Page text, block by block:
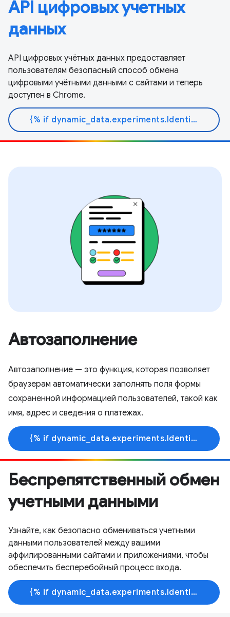
API цифровых учетных
данных
API цифровых учётных данных предоставляет
пользователям безопасный способ обмена
цифровыми учётными данными с сайтами и теперь
доступен в Chrome.
{% if dynamic_data.experiments.IdentityButtonTextFeature.button_variant == 'variant_a' %}Узнать больше{% else %}Читать документ{% endif %}
Автозаполнение
Автозаполнение — это функция, которая позволяет
браузерам автоматически заполнять поля формы
сохраненной информацией пользователей, такой как
имя, адрес и сведения о платежах.
{% if dynamic_data.experiments.IdentityButtonTextFeature.button_variant == 'variant_a' %}Узнать больше{% else %}Начать обучение{% endif %}
Беспрепятственный обмен
учетными данными
Узнайте, как безопасно обмениваться учетными
данными пользователей между вашими
аффилированными сайтами и приложениями, чтобы
обеспечить бесперебойный процесс входа.
{% if dynamic_data.experiments.IdentityButtonTextFeature.button_variant == 'variant_a' %}Узнать больше{% else %}Начать обучение{% endif %}